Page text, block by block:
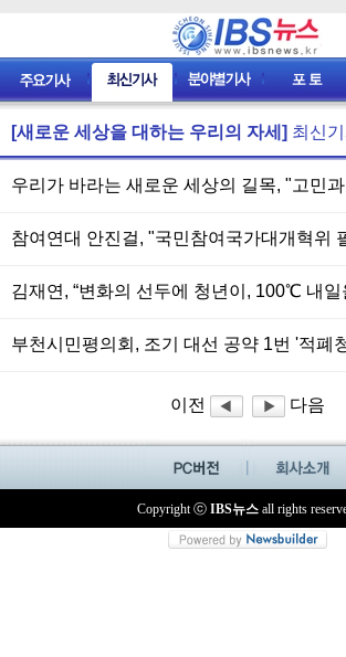
[새로운 세상을 대하는 우리의 자세] 최신
우리가 바라는 새로운 세상의 길목, "고민
참여연대 안진걸, "국민참여국가대개혁위
김재연, “변화의 선두에 청년이, 100℃ 내일
부천시민평의회, 조기 대선 공약 1번 '적폐
이전 다음
Copyright ⓒ IBS뉴스 all rights